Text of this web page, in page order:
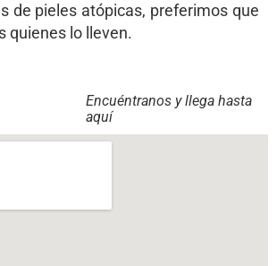
de pieles atópicas, preferimos que
quienes lo lleven.
Encuéntranos y llega hasta
aquí